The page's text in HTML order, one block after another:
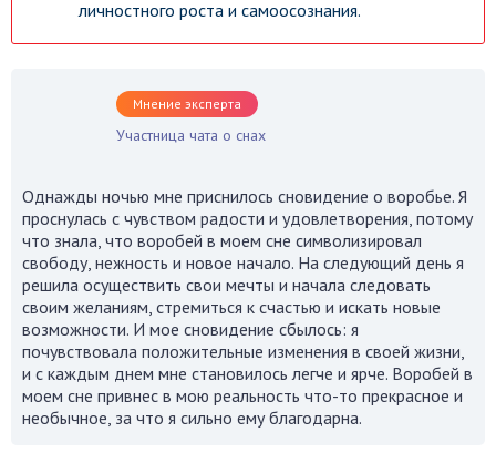
личностного роста и самоосознания.
Мнение эксперта
Участница чата о снах
Однажды ночью мне приснилось сновидение о воробье. Я
проснулась с чувством радости и удовлетворения, потому
что знала, что воробей в моем сне символизировал
свободу, нежность и новое начало. На следующий день я
решила осуществить свои мечты и начала следовать
своим желаниям, стремиться к счастью и искать новые
возможности. И мое сновидение сбылось: я
почувствовала положительные изменения в своей жизни,
и с каждым днем мне становилось легче и ярче. Воробей в
моем сне привнес в мою реальность что-то прекрасное и
необычное, за что я сильно ему благодарна.